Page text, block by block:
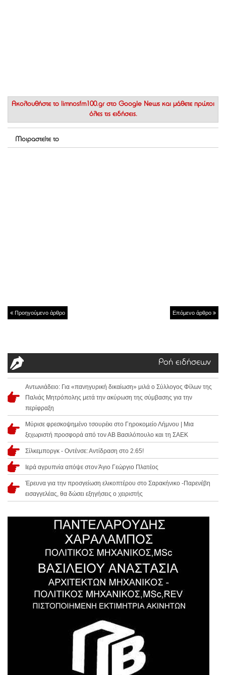
Ακολουθήστε το limnosfm100.gr στο Google News και μάθετε πρώτοι
όλες τις ειδήσεις.
Μοιραστείτε το
Προηγούμενο άρθρο Επόμενο άρθρο
Ροή ειδήσεων
Αντωνιάδειο: Για «πανηγυρική δικαίωση» μιλά ο Σύλλογος Φίλων της
Παλιάς Μητρόπολης μετά την ακύρωση της σύμβασης για την
περίφραξη
Μύρισε φρεσκοψημένο τσουρέκι στο Γηροκομείο Λήμνου | Μια
ξεχωριστή προσφορά από τον ΑΒ Βασιλόπουλο και τη ΣΑΕΚ
Σίλκεμποργκ - Οντένσε: Αντίδραση στο 2.65!
Ιερά αγρυπνία απόψε στον Άγιο Γεώργιο Πλατέος
Έρευνα για την προσγείωση ελικοπτέρου στο Σαρακήνικο -Παρενέβη
εισαγγελέας, θα δώσει εξηγήσεις ο χειριστής